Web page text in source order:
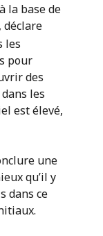
la base de
déclare
les
pour
des
les
est élevé,
une
qu’il y
dans ce